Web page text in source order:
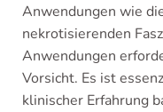
Anwendungen wie
nekrotisierenden
Anwendungen
Vorsicht. Es ist
klinischer Erfahrung